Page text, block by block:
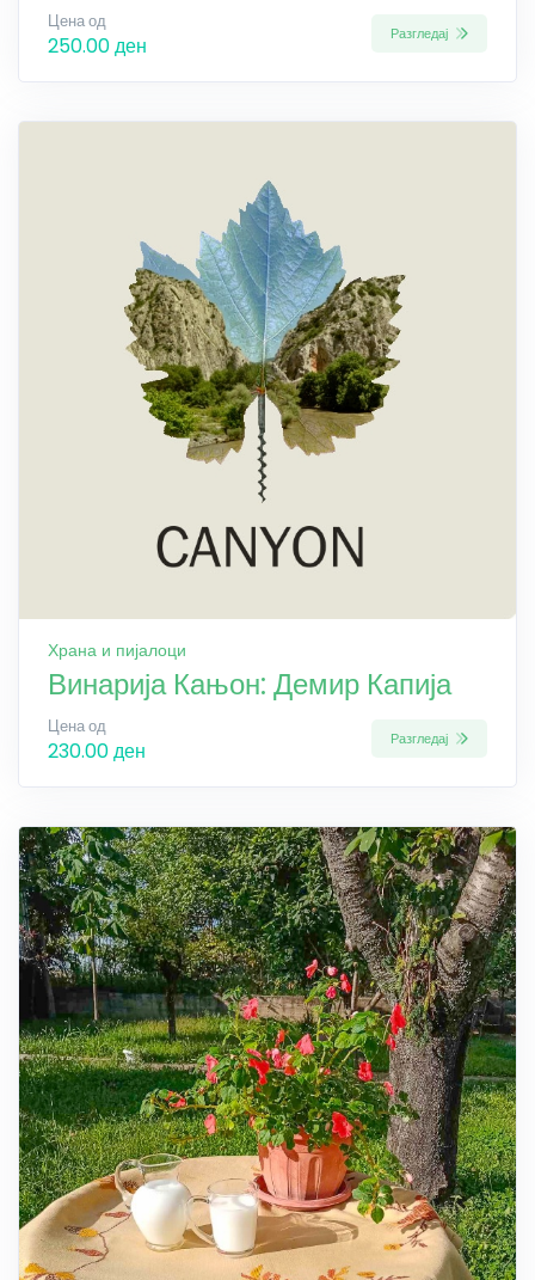
Цена од
250.00 ден Разгледај
Храна и пијалоци
Винарија Кањон: Демир Капија
Цена од
230.00 ден Разгледај